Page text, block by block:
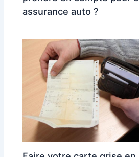
assurance auto ?